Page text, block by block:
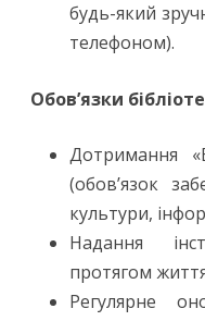
будь-який
телефоном).
Обов’язки
Дотримання
(обов’язок
культури,
Надання
протягом
Регулярне